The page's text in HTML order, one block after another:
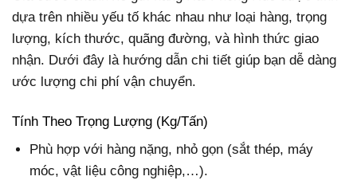
dựa trên nhiều yếu tố khác nhau như loại hàng, trọng
lượng, kích thước, quãng đường, và hình thức giao
nhận. Dưới đây là hướng dẫn chi tiết giúp bạn dễ dàng
ước lượng chi phí vận chuyển.
Tính Theo Trọng Lượng (Kg/Tấn)
Phù hợp với hàng nặng, nhỏ gọn (sắt thép, máy
móc, vật liệu công nghiệp,…).